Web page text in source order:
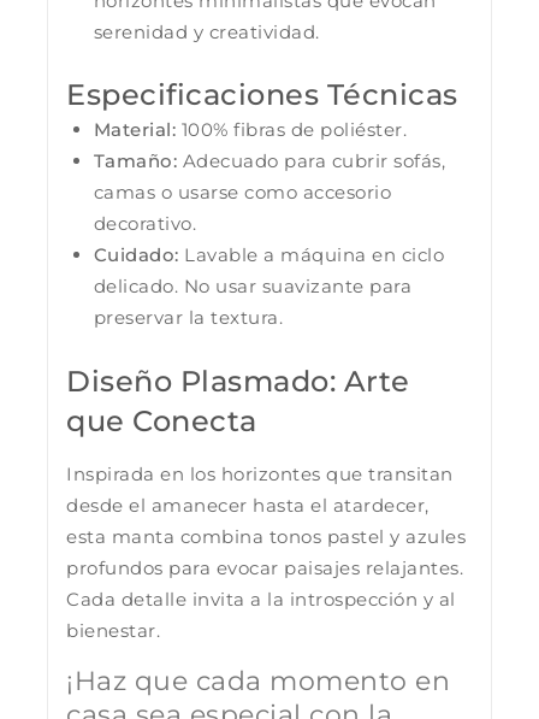
serenidad y creatividad.
Especificaciones Técnicas
Material: 100% fibras de poliéster.
Tamaño: Adecuado para cubrir sofás,
camas o usarse como accesorio
decorativo.
Cuidado: Lavable a máquina en ciclo
delicado. No usar suavizante para
preservar la textura.
Diseño Plasmado: Arte
que Conecta
Inspirada en los horizontes que transitan
desde el amanecer hasta el atardecer,
esta manta combina tonos pastel y azules
profundos para evocar paisajes relajantes.
Cada detalle invita a la introspección y al
bienestar.
¡Haz que cada momento en